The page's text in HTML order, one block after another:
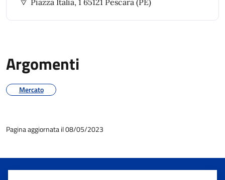
l’assegnazione spazi per commercio su area
pubblica
Piazza Italia, 1 65121 Pescara (PE)
Argomenti
Mercato
Pagina aggiornata il 08/05/2023